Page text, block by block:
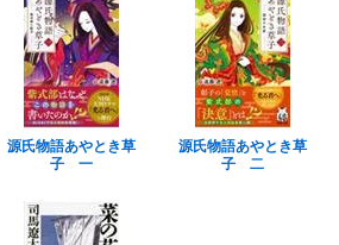
源氏物語あやとき草
子 一
源氏物語あやとき草
子 二